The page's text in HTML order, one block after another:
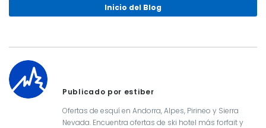
Inicio del Blog
Publicado por estiber
Ofertas de esquí en Andorra, Alpes, Pirineo y Sierra
Nevada. Encuentra ofertas de ski hotel más forfait y